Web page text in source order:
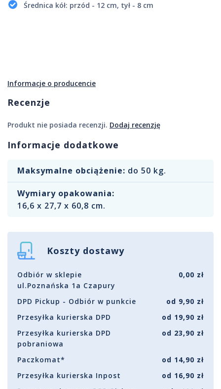
Średnica kół: przód - 12 cm, tył - 8 cm
Informacje o producencie
Recenzje
Produkt nie posiada recenzji. Dodaj recenzję
Informacje dodatkowe
Maksymalne obciążenie: do 50 kg.
Wymiary opakowania:
16,6 x 27,7 x 60,8 cm.
Koszty dostawy
Odbiór w sklepie
ul.Poznańska 1a Czapury
0,00 zł
DPD Pickup - Odbiór w punkcie
od 9,90 zł
Przesyłka kurierska DPD
od 19,90 zł
Przesyłka kurierska DPD
pobraniowa
od 23,90 zł
Paczkomat*
od 14,90 zł
Przesyłka kurierska Inpost
od 16,90 zł